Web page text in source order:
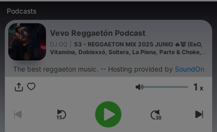
Podcasts
Vevo Reggaetón Podcast
DJ GQ
53 - REGGAETON MIX 2025 JUNIO 🔥👿 (EeO,
Vitamina, Doblexxó, Soltera, La Plena, Parte & Choke,
The best reggaeton music. -- Hosting provided by SoundOn
Volumen 1 x